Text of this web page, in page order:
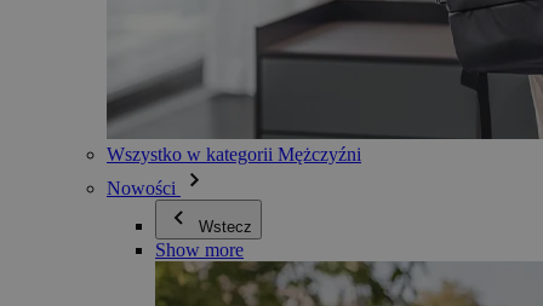
Wszystko w kategorii Mężczyźni
Nowości
Wstecz
Show more